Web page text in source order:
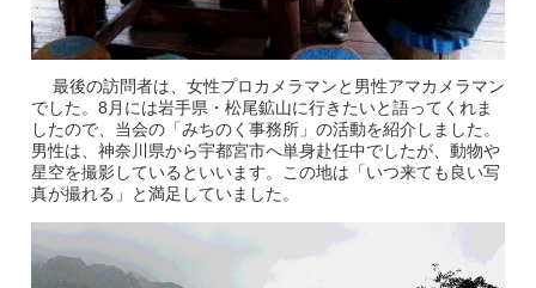
最後の訪問者は、女性プロカメラマンと男性アマカメラマン
でした。8月には岩手県・松尾鉱山に行きたいと語ってくれま
したので、当会の「みちのく事務所」の活動を紹介しました。
男性は、神奈川県から宇都宮市へ単身赴任中でしたが、動物や
星空を撮影しているといいます。この地は「いつ来ても良い写
真が撮れる」と満足していました。